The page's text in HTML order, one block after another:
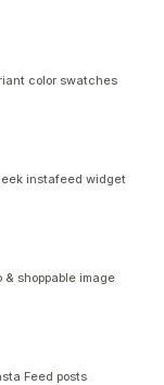
color swatches
instafeed widget
shoppable image
Feed posts